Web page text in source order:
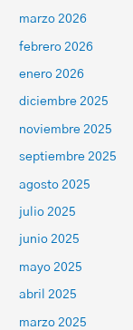
marzo 2026
febrero 2026
enero 2026
diciembre 2025
noviembre 2025
septiembre 2025
agosto 2025
julio 2025
junio 2025
mayo 2025
abril 2025
marzo 2025